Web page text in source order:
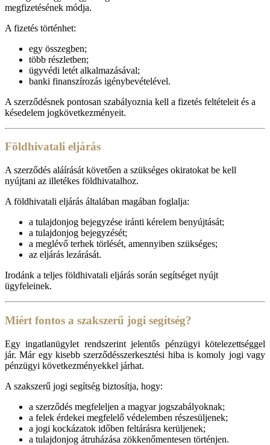
megfizetésének módja.
A fizetés történhet:
egy összegben;
több részletben;
ügyvédi letét alkalmazásával;
banki finanszírozás igénybevételével.
A szerződésnek pontosan szabályoznia kell a fizetés feltételeit és a
késedelem jogkövetkezményeit.
Földhivatali eljárás
A szerződés aláírását követően a szükséges okiratokat be kell
nyújtani az illetékes földhivatalhoz.
A földhivatali eljárás általában magában foglalja:
a tulajdonjog bejegyzése iránti kérelem benyújtását;
a tulajdonjog bejegyzését;
a meglévő terhek törlését, amennyiben szükséges;
az eljárás lezárását.
Irodánk a teljes földhivatali eljárás során segítséget nyújt
ügyfeleinek.
Miért fontos a szakszerű jogi segítség?
Egy ingatlanügylet rendszerint jelentős pénzügyi kötelezettséggel
jár. Már egy kisebb szerződésszerkesztési hiba is komoly jogi vagy
pénzügyi következményekkel járhat.
A szakszerű jogi segítség biztosítja, hogy:
a szerződés megfeleljen a magyar jogszabályoknak;
a felek érdekei megfelelő védelemben részesüljenek;
a jogi kockázatok időben feltárásra kerüljenek;
a tulajdonjog átruházása zökkenőmentesen történjen.